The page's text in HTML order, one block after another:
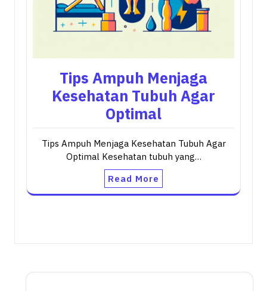
Tips Ampuh Menjaga
Kesehatan Tubuh Agar
Optimal
Tips Ampuh Menjaga Kesehatan Tubuh Agar
Optimal Kesehatan tubuh yang…
Read More